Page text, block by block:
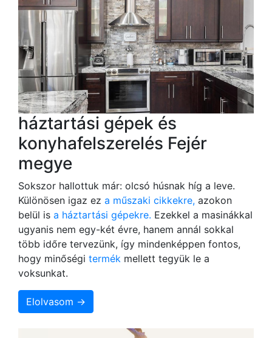
háztartási gépek és
konyhafelszerelés Fejér
megye
Sokszor hallottuk már: olcsó húsnak híg a leve.
Különösen igaz ez a műszaki cikkekre, azokon
belül is a háztartási gépekre. Ezekkel a masinákkal
ugyanis nem egy-két évre, hanem annál sokkal
több időre tervezünk, így mindenképpen fontos,
hogy minőségi termék mellett tegyük le a
voksunkat.
Elolvasom →